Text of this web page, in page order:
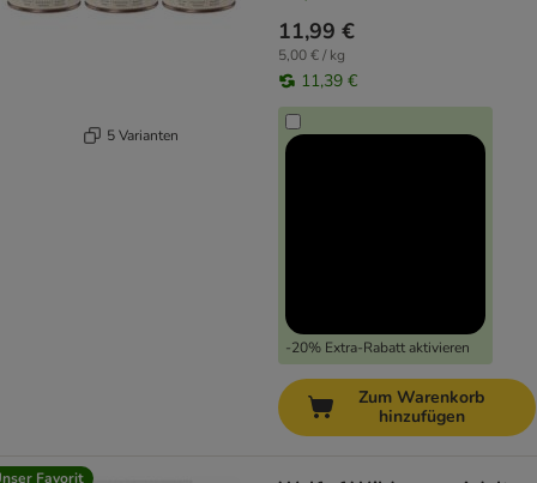
5 Varianten
11,99 €
5,00 € / kg
11,39 €
-20% Extra-Rabatt aktivieren
Zum Warenkorb
hinzufügen
Favorit